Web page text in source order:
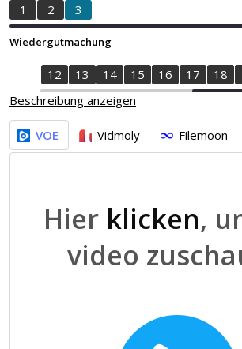
1
2 3
Wiedergutmachung
12 13 14 15 16 17 18
Beschreibung anzeigen
VOE Vidmoly Filemoon
Hier klicken,
video